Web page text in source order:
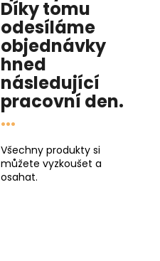
Díky tomu
odesíláme
objednávky
hned
následující
pracovní den.
...
Všechny produkty si
můžete vyzkoušet a
osahat.